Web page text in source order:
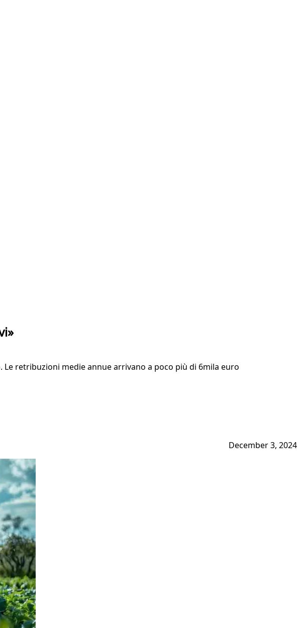
retribuzioni medie annue arrivano a poco più di 6mila euro
December 3, 2024